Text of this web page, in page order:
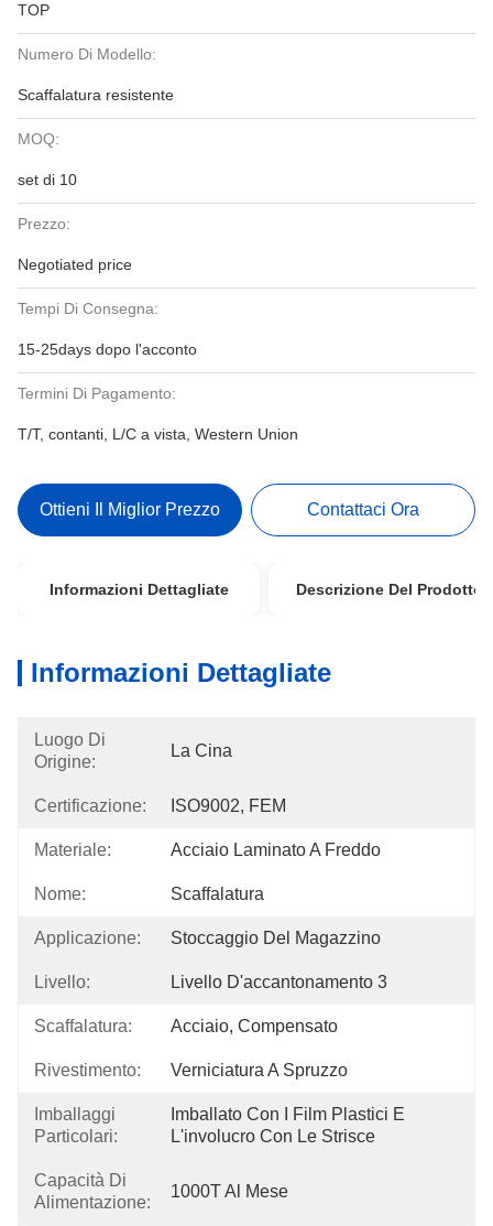
TOP
Numero Di Modello:
Scaffalatura resistente
MOQ:
set di 10
Prezzo:
Negotiated price
Tempi Di Consegna:
15-25days dopo l'acconto
Termini Di Pagamento:
T/T, contanti, L/C a vista, Western Union
Ottieni Il Miglior Prezzo Contattaci Ora
Informazioni Dettagliate Descrizione Del Prodotto
Informazioni Dettagliate
Luogo Di
Origine:
La Cina
Certificazione: ISO9002, FEM
Materiale: Acciaio Laminato A Freddo
Nome: Scaffalatura
Applicazione: Stoccaggio Del Magazzino
Livello: Livello D'accantonamento 3
Scaffalatura: Acciaio, Compensato
Rivestimento: Verniciatura A Spruzzo
Imballaggi
Particolari:
Imballato Con I Film Plastici E
L'involucro Con Le Strisce
Capacità Di
Alimentazione:
1000T Al Mese